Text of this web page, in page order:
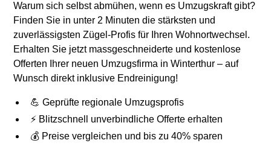
Warum sich selbst abmühen, wenn es Umzugskraft gibt?
Finden Sie in unter 2 Minuten die stärksten und
zuverlässigsten Zügel-Profis für Ihren Wohnortwechsel.
Erhalten Sie jetzt massgeschneiderte und kostenlose
Offerten Ihrer neuen Umzugsfirma in Winterthur – auf
Wunsch direkt inklusive Endreinigung!
💪 Geprüfte regionale Umzugsprofis
⚡ Blitzschnell unverbindliche Offerte erhalten
💰 Preise vergleichen und bis zu 40% sparen